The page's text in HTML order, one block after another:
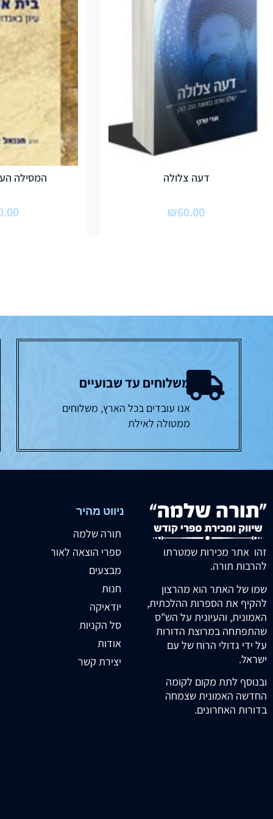
דעה צלולה
₪60.00
המסילה
משלוחים עד שבועיים
אנו עובדים בכל הארץ, משלוחים
ממטולה לאילת
זהו אתר מכירות שמטרתו
להרבות תורה.
שמו של האתר הוא מהרצון
להקיף את הספרות ההלכתית,
האמונית, והעיונית על הש"ס
שהתפתחה במרוצת הדורות
על ידי גדולי הרוח של עם
ישראל.
ובנוסף לתת מקום לקומה
החדשה האמונית שצמחה
בדורות האחרונים.
ניווט מהיר
תורה שלמה
ספרי הוצאה לאור
מבצעים
חנות
יודאיקה
סל הקניות
אודות
יצירת קשר